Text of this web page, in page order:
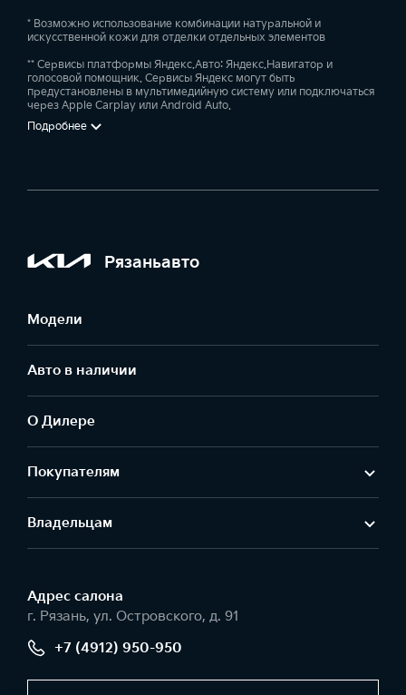
* Возможно использование комбинации натуральной и
искусственной кожи для отделки отдельных элементов
** Сервисы платформы Яндекс.Авто: Яндекс.Навигатор и
голосовой помощник. Сервисы Яндекс могут быть
предустановлены в мультимедийную систему или подключаться
через Apple Carplay или Android Auto.
Подробнее
Рязаньавто
Модели
Авто в наличии
О Дилере
Покупателям
Владельцам
Адрес салонa
г. Рязань, ул. Островского, д. 91
+7 (4912) 950-950